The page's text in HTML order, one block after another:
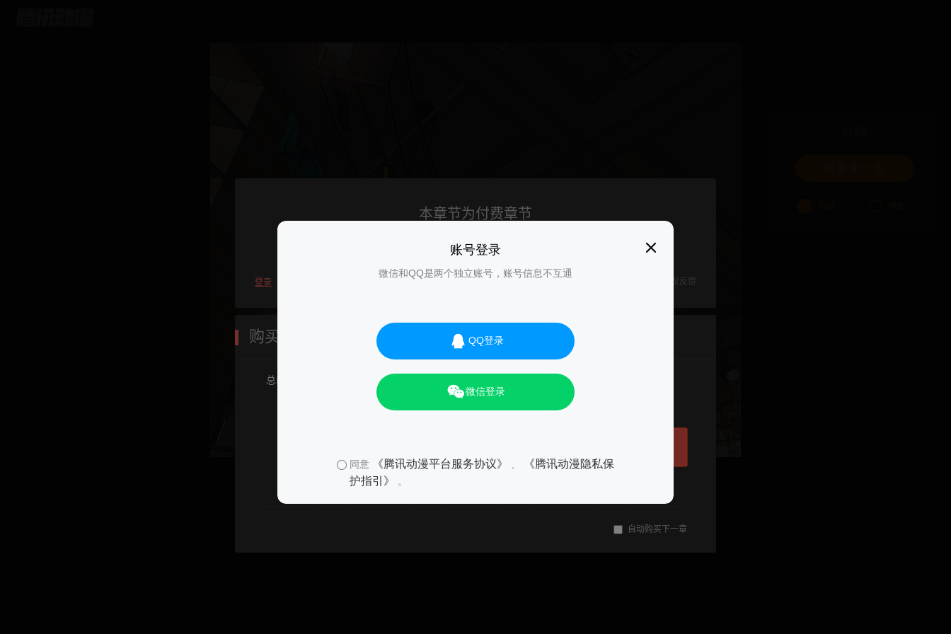
账号登录
微信和QQ是两个独立账号，账号信息不互通
QQ登录
微信登录
同意 《腾讯动漫平台服务协议》
《腾讯动漫隐私保
护指引》
。